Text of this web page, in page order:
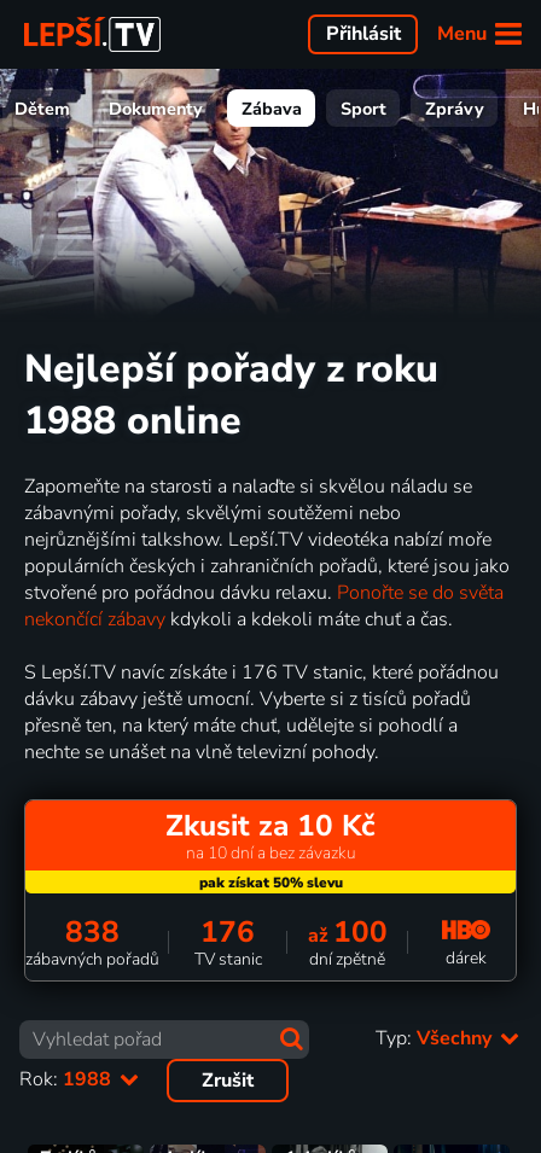
Menu
Přihlásit
Dětem Dokumenty Zábava Sport Zprávy
Nejlepší pořady z roku
1988 online
Zapomeňte na starosti a nalaďte si skvělou náladu se
zábavnými pořady, skvělými soutěžemi nebo
nejrůznějšími talkshow. Lepší.TV videotéka nabízí moře
populárních českých i zahraničních pořadů, které jsou jako
stvořené pro pořádnou dávku relaxu. Ponořte se do světa
nekončící zábavy kdykoli a kdekoli máte chuť a čas.
S Lepší.TV navíc získáte i 176 TV stanic, které pořádnou
dávku zábavy ještě umocní. Vyberte si z tisíců pořadů
přesně ten, na který máte chuť, udělejte si pohodlí a
nechte se unášet na vlně televizní pohody.
Zkusit za 10 Kč
na 10 dní a bez závazku
838
zábavných pořadů
176
TV stanic
až 100
dní zpětně dárek
Typ: Všechny
Rok: 1988 Zrušit